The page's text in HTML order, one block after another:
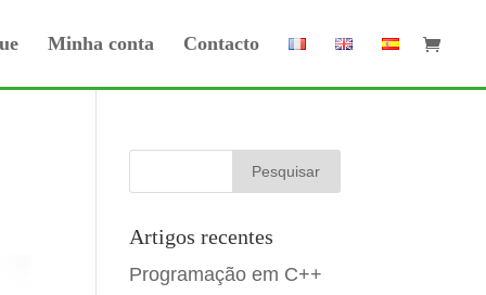
Minha conta Contacto
Artigos recentes
Programação em C++